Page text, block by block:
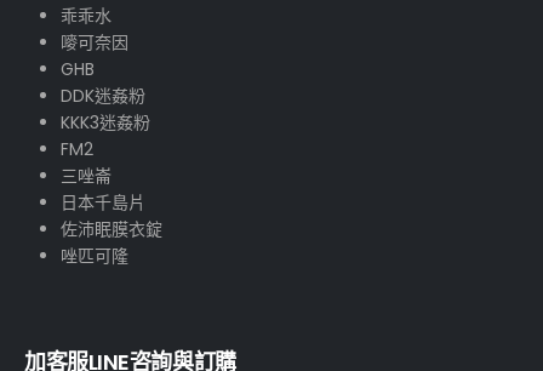
乖乖水
嘜可奈因
GHB
DDK迷姦粉
KKK3迷姦粉
FM2
三唑崙
日本千島片
佐沛眠膜衣錠
唑匹可隆
加客服LINE咨詢與訂購